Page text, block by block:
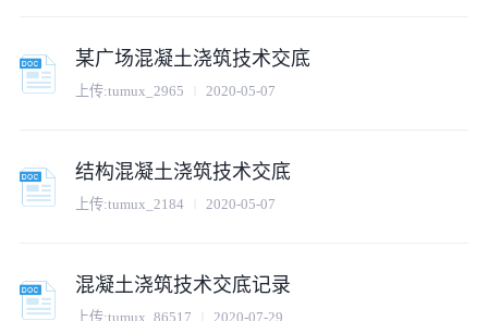
某广场混凝土浇筑技术交底
上传:tumux_2965 2020-05-07
结构混凝土浇筑技术交底
上传:tumux_2184 2020-05-07
混凝土浇筑技术交底记录
上传:tumux_86517 2020-07-29